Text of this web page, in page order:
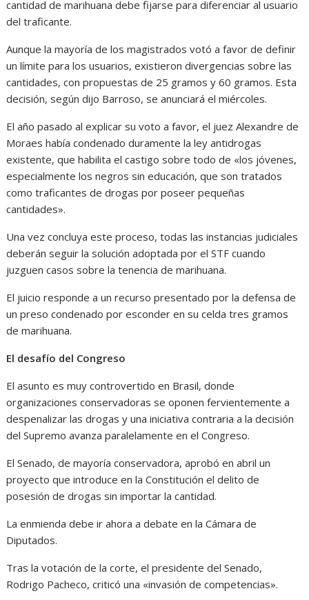
cantidad de marihuana debe fijarse para diferenciar al usuario
del traficante.
Aunque la mayoría de los magistrados votó a favor de definir
un límite para los usuarios, existieron divergencias sobre las
cantidades, con propuestas de 25 gramos y 60 gramos. Esta
decisión, según dijo Barroso, se anunciará el miércoles.
El año pasado al explicar su voto a favor, el juez Alexandre de
Moraes había condenado duramente la ley antidrogas
existente, que habilita el castigo sobre todo de «los jóvenes,
especialmente los negros sin educación, que son tratados
como traficantes de drogas por poseer pequeñas
cantidades».
Una vez concluya este proceso, todas las instancias judiciales
deberán seguir la solución adoptada por el STF cuando
juzguen casos sobre la tenencia de marihuana.
El juicio responde a un recurso presentado por la defensa de
un preso condenado por esconder en su celda tres gramos
de marihuana.
El desafío del Congreso
El asunto es muy controvertido en Brasil, donde
organizaciones conservadoras se oponen fervientemente a
despenalizar las drogas y una iniciativa contraria a la decisión
del Supremo avanza paralelamente en el Congreso.
El Senado, de mayoría conservadora, aprobó en abril un
proyecto que introduce en la Constitución el delito de
posesión de drogas sin importar la cantidad.
La enmienda debe ir ahora a debate en la Cámara de
Diputados.
Tras la votación de la corte, el presidente del Senado,
Rodrigo Pacheco, criticó una «invasión de competencias».